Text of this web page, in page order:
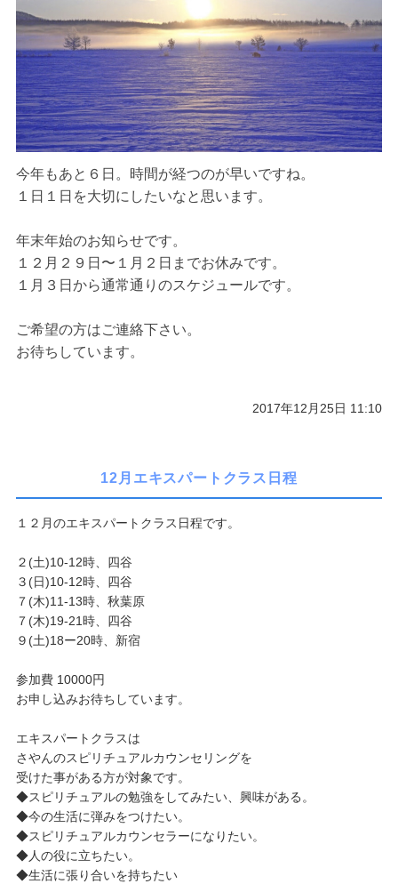
今年もあと６日。時間が経つのが早いですね。
１日１日を大切にしたいなと思います。
年末年始のお知らせです。
１２月２９日〜１月２日までお休みです。
１月３日から通常通りのスケジュールです。
ご希望の方はご連絡下さい。
お待ちしています。
2017年12月25日 11:10
12月エキスパートクラス日程
１２月のエキスパートクラス日程です。
２(土)10-12時、四谷
３(日)10-12時、四谷
７(木)11-13時、秋葉原
７(木)19-21時、四谷
９(土)18ー20時、新宿
参加費 10000円
お申し込みお待ちしています。
エキスパートクラスは
さやんのスピリチュアルカウンセリングを
受けた事がある方が対象です。
◆スピリチュアルの勉強をしてみたい、興味がある。
◆今の生活に弾みをつけたい。
◆スピリチュアルカウンセラーになりたい。
◆人の役に立ちたい。
◆生活に張り合いを持ちたい